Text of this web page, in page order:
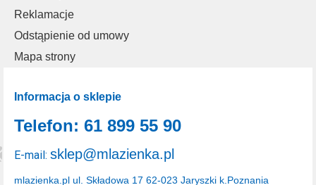
Reklamacje
Odstąpienie od umowy
Mapa strony
Informacja o sklepie
mlazienka.pl ul. Składowa 17 62-023 Jaryszki k.Poznania
Telefon: 61 899 55 90
E-mail: sklep@mlazienka.pl